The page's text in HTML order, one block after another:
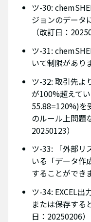
ツ-30:
ジョンのデータ
（改訂日：
ツ-31:
いて制限があり
ツ-32: 取引先よ
が100%超えて
55.88=120%)を
のルール上問題
20250123）
ツ-33: 「外部リ
いる「データ作
することができ
ツ-34: EXCEL出
または保存する
日：20250206）